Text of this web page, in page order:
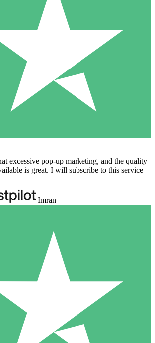
excessive pop-up marketing, and the quality
is great. I will subscribe to this service
Imran